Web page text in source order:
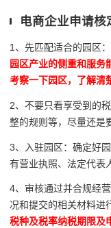
电商企业申请核
1、先匹配适合的园区：
园区产业的侧重和服务
考察一下园区，了解清
2、不要只看享受到的
整的规则等，尽量还是
3、入驻园区：确定好
有营业执照、法定代表
4、审核通过并合规经
况和提交的相关材料进
税种及税率纳税期限及